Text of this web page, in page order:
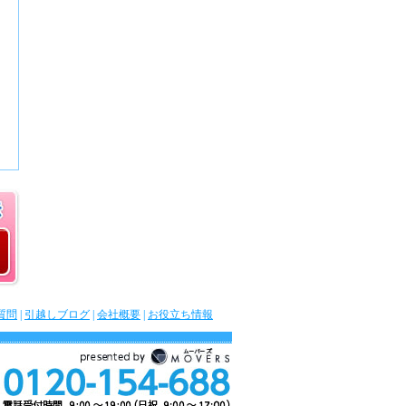
問 引越しブログ 会社概要 お役立ち情報